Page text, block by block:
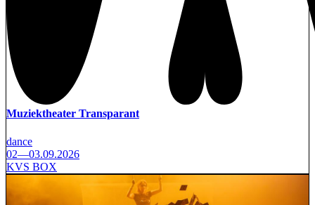
Muziektheater Transparant
dance
02—03.09.2026
KVS BOX